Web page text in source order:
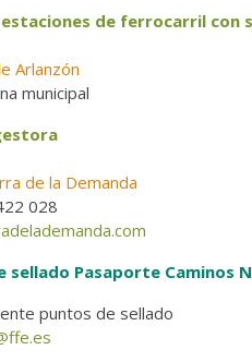
de ferrocarril con
Arlanzón
municipal
de la Demanda
028
sellado Pasaporte Caminos
puntos de sellado